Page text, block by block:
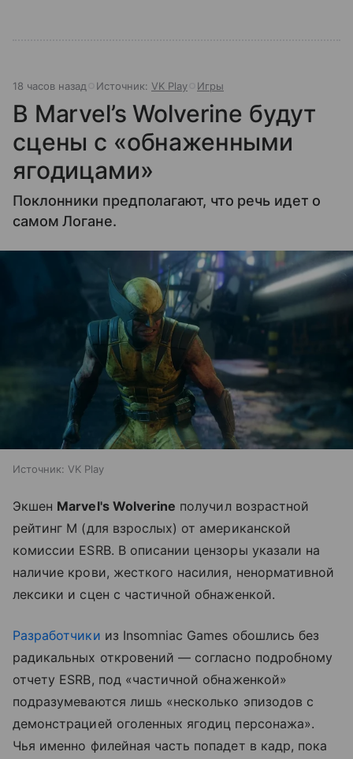
18 часов назад Источник: VK Play Игры
В Marvel’s Wolverine будут
сцены с «обнаженными
ягодицами»
Поклонники предполагают, что речь идет о
самом Логане.
Источник: VK Play
Экшен Marvel's Wolverine получил возрастной
рейтинг M (для взрослых) от американской
комиссии ESRB. В описании цензоры указали на
наличие крови, жесткого насилия, ненормативной
лексики и сцен с частичной обнаженкой.
Разработчики из Insomniac Games обошлись без
радикальных откровений — согласно подробному
отчету ESRB, под «частичной обнаженкой»
подразумеваются лишь «несколько эпизодов с
демонстрацией оголенных ягодиц персонажа».
Чья именно филейная часть попадет в кадр, пока